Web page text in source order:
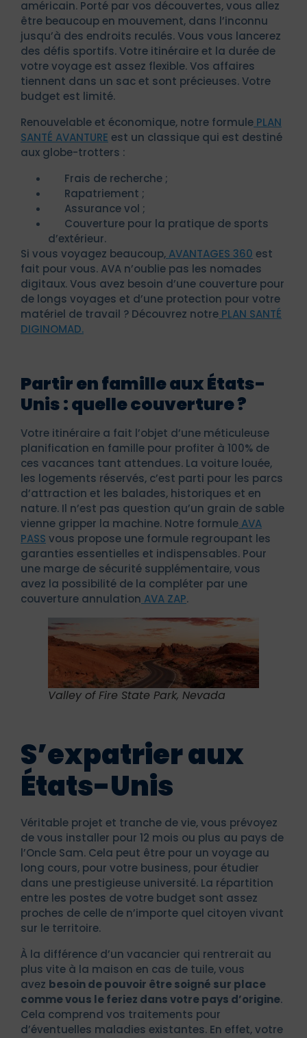
américain. Porté par vos découvertes, vous allez
être beaucoup en mouvement, dans l’inconnu
jusqu’à des endroits reculés. Vous vous lancerez
des défis sportifs. Votre itinéraire et la durée de
votre voyage est assez flexible. Vos affaires
tiennent dans un sac et sont précieuses. Votre
budget est limité.
Renouvelable et économique, notre formule PLAN
SANTÉ AVANTURE est un classique qui est destiné
aux globe-trotters :
Frais de recherche ;
Rapatriement ;
Assurance vol ;
Couverture pour la pratique de sports
d’extérieur.
Si vous voyagez beaucoup, AVANTAGES 360 est
fait pour vous. AVA n’oublie pas les nomades
digitaux. Vous avez besoin d’une couverture pour
de longs voyages et d’une protection pour votre
matériel de travail ? Découvrez notre PLAN SANTÉ
DIGINOMAD.
Partir en famille aux États-
Unis : quelle couverture ?
Votre itinéraire a fait l’objet d’une méticuleuse
planification en famille pour profiter à 100% de
ces vacances tant attendues. La voiture louée,
les logements réservés, c’est parti pour les parcs
d’attraction et les balades, historiques et en
nature. Il n’est pas question qu’un grain de sable
vienne gripper la machine. Notre formule AVA
PASS vous propose une formule regroupant les
garanties essentielles et indispensables. Pour
une marge de sécurité supplémentaire, vous
avez la possibilité de la compléter par une
couverture annulation AVA ZAP.
Valley of Fire State Park, Nevada
S’expatrier aux
États-Unis
Véritable projet et tranche de vie, vous prévoyez
de vous installer pour 12 mois ou plus au pays de
l’Oncle Sam. Cela peut être pour un voyage au
long cours, pour votre business, pour étudier
dans une prestigieuse université. La répartition
entre les postes de votre budget sont assez
proches de celle de n’importe quel citoyen vivant
sur le territoire.
À la différence d’un vacancier qui rentrerait au
plus vite à la maison en cas de tuile, vous
avez besoin de pouvoir être soigné sur place
comme vous le feriez dans votre pays d’origine.
Cela comprend vos traitements pour
d’éventuelles maladies existantes. En effet, votre